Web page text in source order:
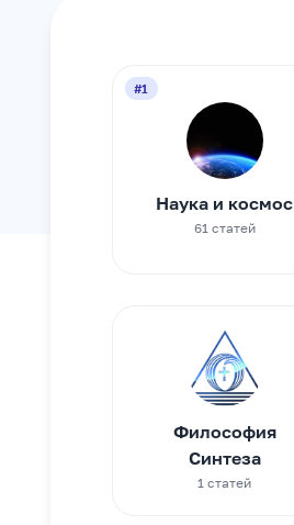
#1
Наука и космос
61 cтатей
Философия
Синтеза
1 cтатей